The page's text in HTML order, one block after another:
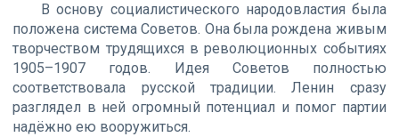
В основу социалистического народовластия была
положена система Советов. Она была рождена живым
творчеством трудящихся в революционных событиях
1905–1907 годов. Идея Советов полностью
соответствовала русской традиции. Ленин сразу
разглядел в ней огромный потенциал и помог партии
надёжно ею вооружиться.